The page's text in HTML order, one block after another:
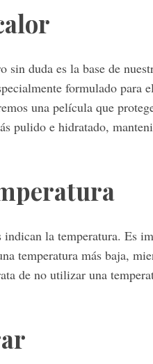
sin duda es la base de
formulado para
una película que
pulido e hidratado,
la temperatura. Es
temperatura más baja,
de no utilizar una